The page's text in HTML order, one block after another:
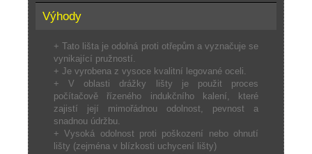
Výhody
+ Tato lišta je odolná proti otřepům a vyznačuje se
vynikající pružností.
+ Je vyrobena z vysoce kvalitní legované oceli.
+ V oblasti drážky lišty je použit proces
počítačově řízeného indukčního kalení, které
zajistí její mimořádnou odolnost, pevnost a
snadnou údržbu.
+ Vysoká odolnost proti poškození nebo ohnutí
lišty (zejména v blízkosti uchycení lišty)